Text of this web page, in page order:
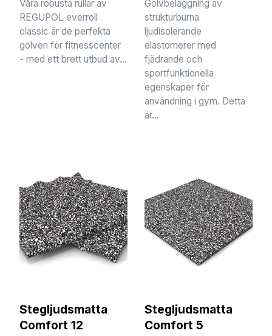
Våra robusta rullar av
REGUPOL everroll
classic är de perfekta
golven för fitnesscenter
- med ett brett utbud av...
Golvbeläggning av
strukturburna
ljudisolerande
elastomerer med
fjädrande och
sportfunktionella
egenskaper för
användning i gym. Detta
är...
Stegljudsmatta
Comfort 12
Stegljudsmatta
Comfort 5